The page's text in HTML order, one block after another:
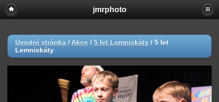
jmrphoto
Úvodní stránka / Akce / 5 let Lemniskáty / 5 let
Lemniskáty